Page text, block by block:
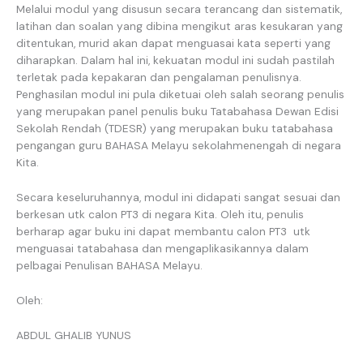
Melalui modul yang disusun secara terancang dan sistematik,
latihan dan soalan yang dibina mengikut aras kesukaran yang
ditentukan, murid akan dapat menguasai kata seperti yang
diharapkan. Dalam hal ini, kekuatan modul ini sudah pastilah
terletak pada kepakaran dan pengalaman penulisnya.
Penghasilan modul ini pula diketuai oleh salah seorang penulis
yang merupakan panel penulis buku Tatabahasa Dewan Edisi
Sekolah Rendah (TDESR) yang merupakan buku tatabahasa
pengangan guru BAHASA Melayu sekolahmenengah di negara
Kita.
Secara keseluruhannya, modul ini didapati sangat sesuai dan
berkesan utk calon PT3 di negara Kita. Oleh itu, penulis
berharap agar buku ini dapat membantu calon PT3 utk
menguasai tatabahasa dan mengaplikasikannya dalam
pelbagai Penulisan BAHASA Melayu.
Oleh:
ABDUL GHALIB YUNUS